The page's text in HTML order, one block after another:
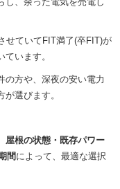
せていてFIT満了(卒FIT)が
います。
の方や、深夜の安い電力
が選びます。
屋根の状態・既存パワー
間 によって、最適な選択